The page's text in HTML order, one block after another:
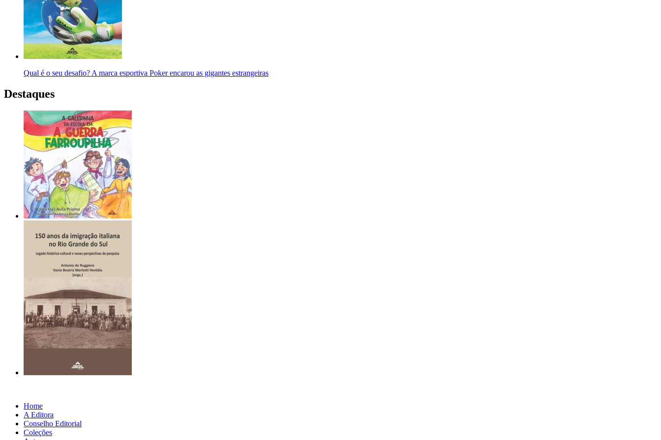
Qual é o seu desafio? A marca esportiva Poker encarou as gigantes estrangeiras
Destaques
Home
A Editora
Conselho Editorial
Coleções